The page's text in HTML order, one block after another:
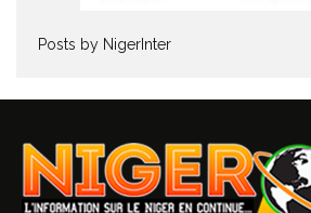
Posts by NigerInter